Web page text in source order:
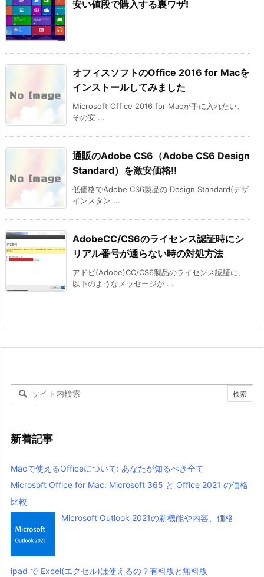
安い値段で購入する裏ワザ!
オフィスソフトのOffice 2016 for Macを
インストールしてみました
Microsoft Office 2016 for Macが手に入れたい、
その安 ...
通販のAdobe CS6（Adobe CS6 Design
Standard）を激安価格!!
低価格でAdobe CS6製品の Design Standard(デザ
インスタン ...
AdobeCC/CS6のライセンス認証時にシ
リアル番号が通らない時の対処方法
アドビ(Adobe)CC/CS6製品のライセンス認証に、
以下のようなメッセージが ...
新着記事
Macで使えるOfficeについて: あなたが知るべき全て
Microsoft Office for Mac: Microsoft 365 と Office 2021 の価格
比較
Microsoft Outlook 2021の新機能や内容、価格
ipad で Excel(エクセル)は使えるの？有料版と無料版